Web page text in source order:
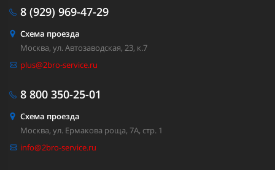
8 (929) 969-47-29
Схема проезда
Москва, ул. Автозаводская, 23, к.7
plus@2bro-service.ru
8 800 350-25-01
Схема проезда
Москва, ул. Ермакова роща, 7А, стр. 1
info@2bro-service.ru